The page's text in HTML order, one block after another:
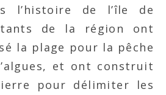
l’histoire de l’île de
de la région ont
la plage pour la pêche
et ont construit
pour délimiter les